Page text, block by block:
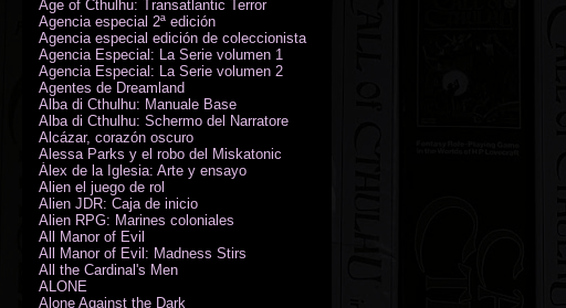
Age of Cthulhu: Transatlantic Terror
Agencia especial 2ª edición
Agencia especial edición de coleccionista
Agencia Especial: La Serie volumen 1
Agencia Especial: La Serie volumen 2
Agentes de Dreamland
Alba di Cthulhu: Manuale Base
Alba di Cthulhu: Schermo del Narratore
Alcázar, corazón oscuro
Alessa Parks y el robo del Miskatonic
Álex de la Iglesia: Arte y ensayo
Alien el juego de rol
Alien JDR: Caja de inicio
Alien RPG: Marines coloniales
All Manor of Evil
All Manor of Evil: Madness Stirs
All the Cardinal's Men
ALONE
Alone Against the Dark